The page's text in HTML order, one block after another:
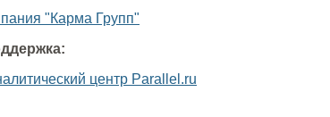
"Карма Групп"
центр Parallel.ru